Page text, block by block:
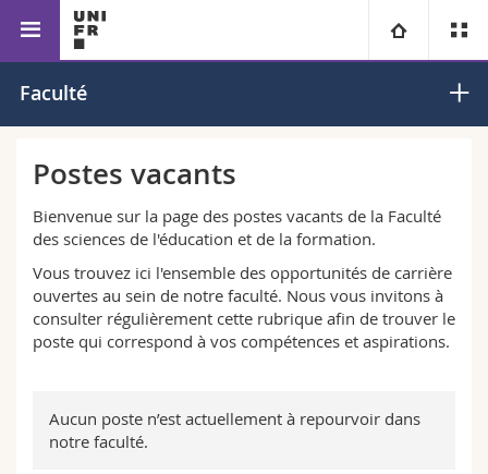
Université
Campus
Recherche
Université
Théologie
Droit
Sciences économiques et sociales et management
Sciences de l'éducation et de la formation
Vous êtes
Futurs étudiants
Etudiants
Chercheurs
Ressources
Annuaire du personnel
Bibliothèques
Faculté des sciences de l'éducation et de la formation
Faculté
Postes vacants
Bienvenue sur la page des postes vacants de la Faculté
des sciences de l'éducation et de la formation.
Vous trouvez ici l'ensemble des opportunités de carrière
ouvertes au sein de notre faculté. Nous vous invitons à
consulter régulièrement cette rubrique afin de trouver le
poste qui correspond à vos compétences et aspirations.
Aucun poste n’est actuellement à repourvoir dans
notre faculté.